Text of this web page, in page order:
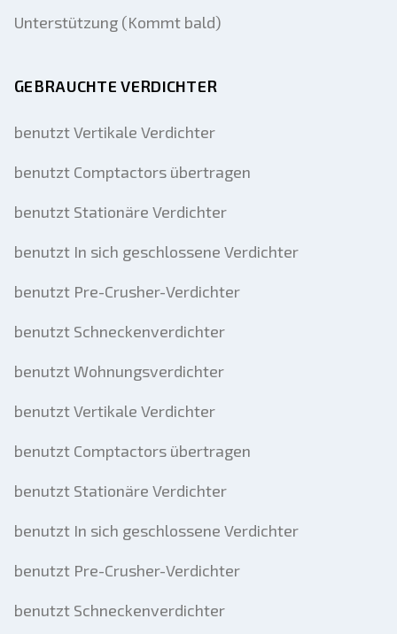
Unterstützung (Kommt bald)
GEBRAUCHTE VERDICHTER
benutzt Vertikale Verdichter
benutzt Comptactors übertragen
benutzt Stationäre Verdichter
benutzt In sich geschlossene Verdichter
benutzt Pre-Crusher-Verdichter
benutzt Schneckenverdichter
benutzt Wohnungsverdichter
benutzt Vertikale Verdichter
benutzt Comptactors übertragen
benutzt Stationäre Verdichter
benutzt In sich geschlossene Verdichter
benutzt Pre-Crusher-Verdichter
benutzt Schneckenverdichter